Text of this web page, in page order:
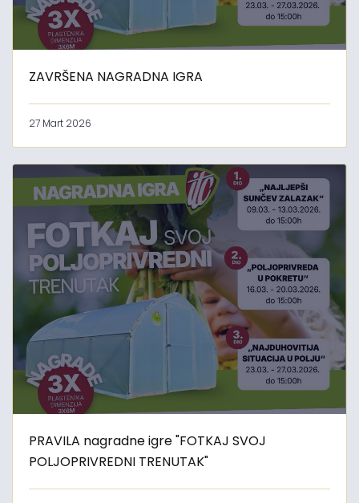
ZAVRŠENA NAGRADNA IGRA
27 Mart 2026
PRAVILA nagradne igre "FOTKAJ SVOJ
POLJOPRIVREDNI TRENUTAK"